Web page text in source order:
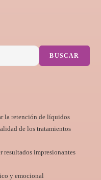
BUSCAR
la retención de líquidos
de los tratamientos
resultados impresionantes
y emocional